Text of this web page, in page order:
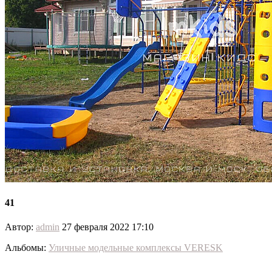
41
Автор: admin 27 февраля 2022 17:10
Альбомы: Уличные модельные комплексы VERESK